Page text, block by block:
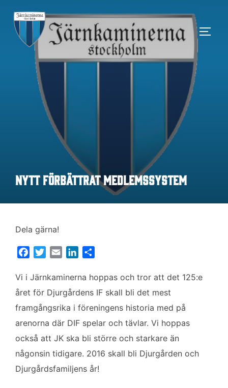
innehåll
Nytt förbättrat medlemssystem
Dela gärna!
c
e
o
o
k
i
t
e
r
a
i
n
k
d
I
n
l
a
Vi i Järnkaminerna hoppas och tror att det 125:e
året för Djurgårdens IF skall bli det mest
framgångsrika i föreningens historia med på
arenorna där DIF spelar och tävlar. Vi hoppas
också att JK ska bli större och starkare än
någonsin tidigare. 2016 skall bli Djurgården och
Djurgårdsfamiljens år!